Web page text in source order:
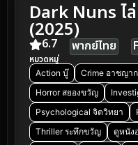
Dark Nuns ไ
(2025)
6.7 พากย์ไทย
หมวดหมู่
Action บู๊ Crime อาชญา
Horror สยองขวัญ
Psychological จิตวิทยา
Thriller ระทึกขวัญ
ดูหนัง